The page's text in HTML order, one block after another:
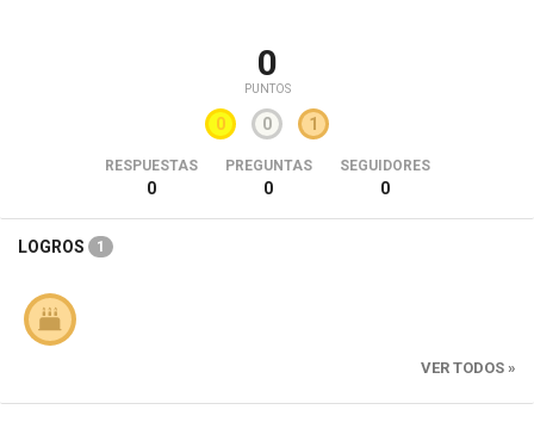
0
PUNTOS
0 0 1
RESPUESTAS
0
PREGUNTAS
0
SEGUIDORES
0
LOGROS 1
VER TODOS »